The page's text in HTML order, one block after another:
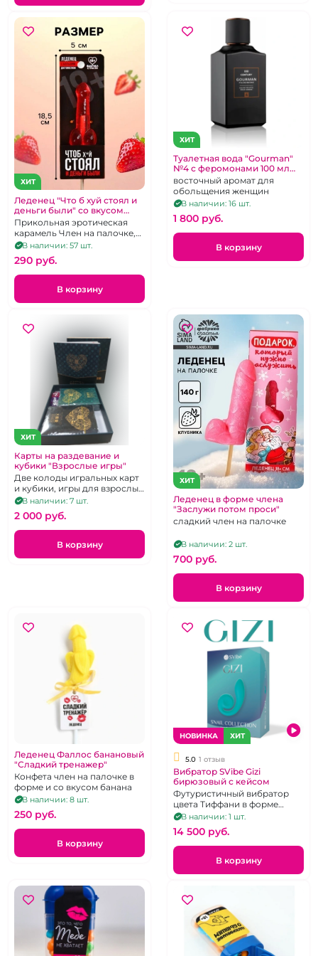
ХИТ
Леденец "Что б хуй стоял и
деньги были" со вкусом
клубники
Прикольная эротическая
карамель Член на палочке,
клубничный вкус, 20 г
В наличии: 57 шт.
290 pуб.
В корзину
ХИТ
Туалетная вода "Gourman"
№4 с феромонами 100 мл
для мужчин
восточный аромат для
обольщения женщин
В наличии: 16 шт.
1 800 pуб.
В корзину
ХИТ
Карты на раздевание и
кубики "Взрослые игры"
Две колоды игральных карт
и кубики, игры для взрослых
"Любовь"
В наличии: 7 шт.
2 000 pуб.
В корзину
ХИТ
Леденец в форме члена
"Заслужи потом проси"
сладкий член на палочке
В наличии: 2 шт.
700 pуб.
В корзину
Леденец Фаллос банановый
"Сладкий тренажер"
Конфета член на палочке в
форме и со вкусом банана
В наличии: 8 шт.
250 pуб.
В корзину
НОВИНКА ХИТ
5.0 1 отзыв
Вибратор SVibe Gizi
бирюзовый с кейсом
Футуристичный вибратор
цвета Тиффани в форме
улитки с 2 моторами
В наличии: 1 шт.
14 500 pуб.
В корзину